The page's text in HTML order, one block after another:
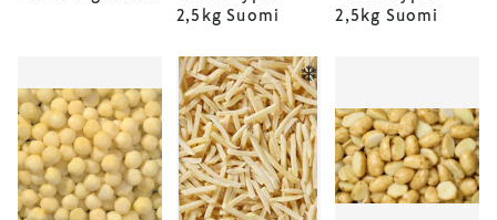
2,5kg Suomi
2,5kg Suomi